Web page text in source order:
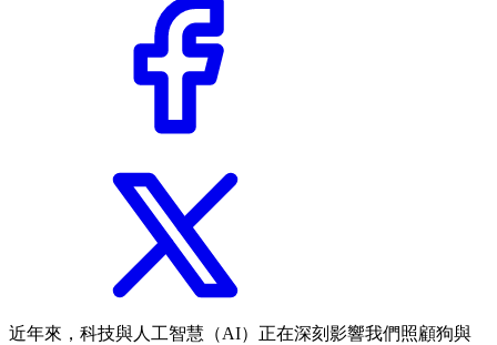
近年來，科技與人工智慧（AI）正在深刻影響我們照顧狗與